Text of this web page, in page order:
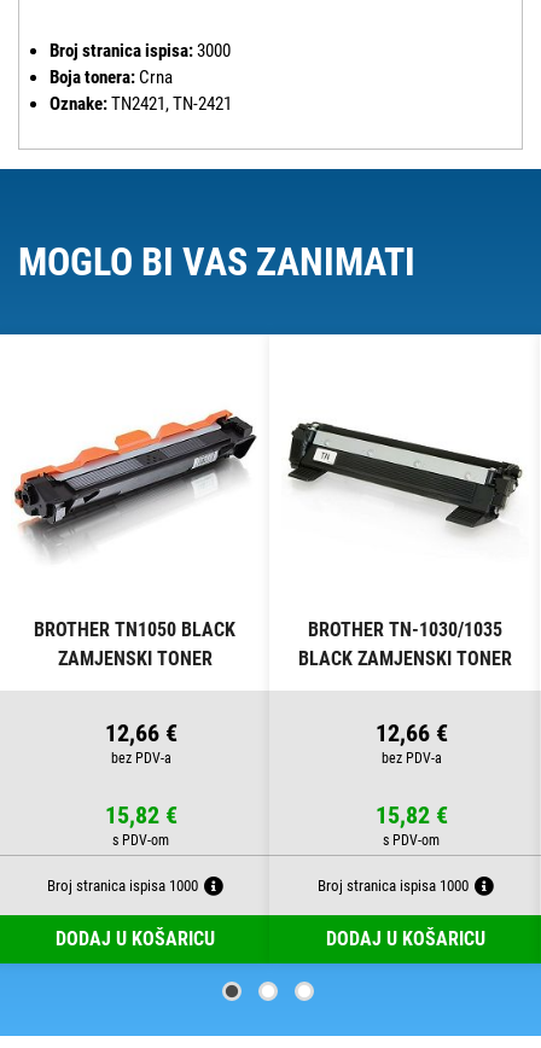
Broj stranica ispisa:3000
Boja tonera:Crna
Oznake:TN2421, TN-2421
MOGLO BI VAS ZANIMATI
BROTHER TN1050 BLACK
ZAMJENSKI TONER
12,66 €
15,82 €
Broj stranica ispisa 1000
DODAJ U KOŠARICU
BROTHER TN-1030/1035
BLACK ZAMJENSKI TONER
12,66 €
15,82 €
Broj stranica ispisa 1000
DODAJ U KOŠARICU